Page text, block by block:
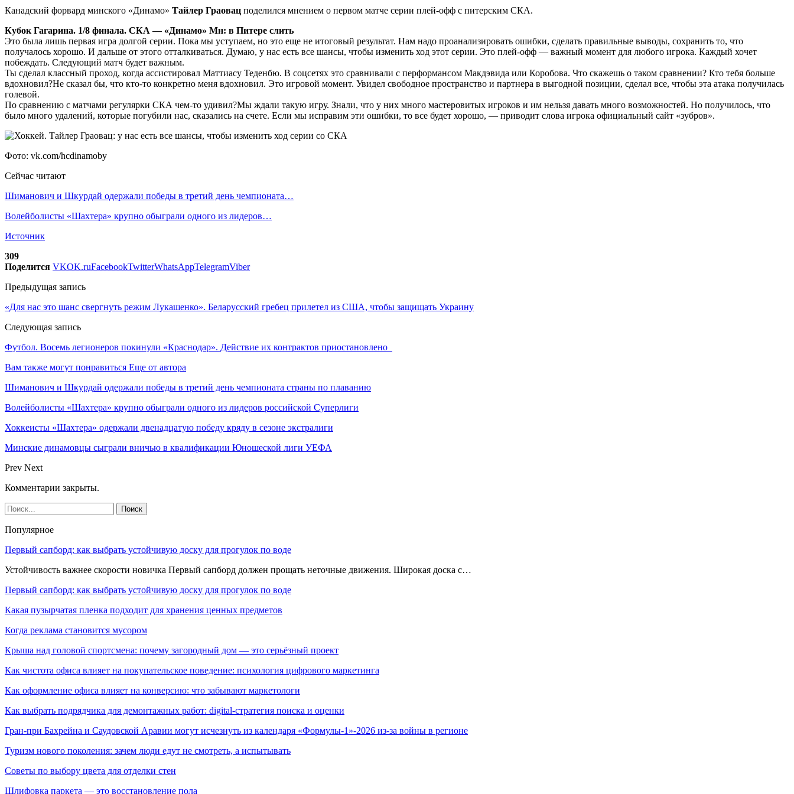
Канадский форвард минского «Динамо» Тайлер Граовац поделился мнением о первом матче серии плей-офф с питерским СКА.
Кубок Гагарина. 1/8 финала. СКА — «Динамо» Мн: в Питере слить
Это была лишь первая игра долгой серии. Пока мы уступаем, но это еще не итоговый результат. Нам надо проанализировать ошибки, сделать правильные выводы, сохранить то, что
получалось хорошо. И дальше от этого отталкиваться. Думаю, у нас есть все шансы, чтобы изменить ход этот серии. Это плей-офф — важный момент для любого игрока. Каждый хочет
побеждать. Следующий матч будет важным.
Ты сделал классный проход, когда ассистировал Маттиасу Теденбю. В соцсетях это сравнивали с перформансом Макдэвида или Коробова. Что скажешь о таком сравнении? Кто тебя больше
вдохновил?Не сказал бы, что кто-то конкретно меня вдохновил. Это игровой момент. Увидел свободное пространство и партнера в выгодной позиции, сделал все, чтобы эта атака получилась
голевой.
По сравнению с матчами регулярки СКА чем-то удивил?Мы ждали такую игру. Знали, что у них много мастеровитых игроков и им нельзя давать много возможностей. Но получилось, что
было много удалений, которые погубили нас, сказались на счете. Если мы исправим эти ошибки, то все будет хорошо, — приводит слова игрока официальный сайт «зубров».
Фото: vk.com/hcdinamoby
Сейчас читают
Шиманович и Шкурдай одержали победы в третий день чемпионата…
Волейболисты «Шахтера» крупно обыграли одного из лидеров…
Источник
309
Поделится VKOK.ruFacebookTwitterWhatsAppTelegramViber
Предыдущая запись
«Для нас это шанс свергнуть режим Лукашенко». Беларусский гребец прилетел из США, чтобы защищать Украину
Следующая запись
Футбол. Восемь легионеров покинули «Краснодар». Действие их контрактов приостановлено
Вам также могут понравиться Еще от автора
Шиманович и Шкурдай одержали победы в третий день чемпионата страны по плаванию
Волейболисты «Шахтера» крупно обыграли одного из лидеров российской Суперлиги
Хоккеисты «Шахтера» одержали двенадцатую победу кряду в сезоне экстралиги
Минские динамовцы сыграли вничью в квалификации Юношеской лиги УЕФА
Prev Next
Комментарии закрыты.
Популярное
Первый сапборд: как выбрать устойчивую доску для прогулок по воде
Устойчивость важнее скорости новичка Первый сапборд должен прощать неточные движения. Широкая доска с…
Первый сапборд: как выбрать устойчивую доску для прогулок по воде
Какая пузырчатая пленка подходит для хранения ценных предметов
Когда реклама становится мусором
Крыша над головой спортсмена: почему загородный дом — это серьёзный проект
Как чистота офиса влияет на покупательское поведение: психология цифрового маркетинга
Как оформление офиса влияет на конверсию: что забывают маркетологи
Как выбрать подрядчика для демонтажных работ: digital-стратегия поиска и оценки
Гран-при Бахрейна и Саудовской Аравии могут исчезнуть из календаря «Формулы-1»-2026 из-за войны в регионе
Туризм нового поколения: зачем люди едут не смотреть, а испытывать
Советы по выбору цвета для отделки стен
Шлифовка паркета — это восстановление пола